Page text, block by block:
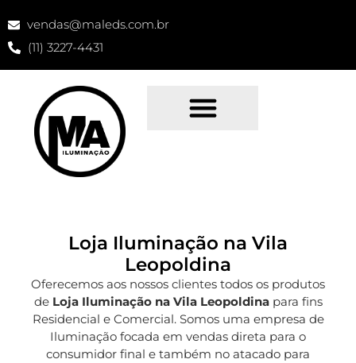
vendas@maleds.com.br
(11) 3227-4431
Loja Iluminação na Vila
Leopoldina
Oferecemos aos nossos clientes todos os produtos
de Loja Iluminação na Vila Leopoldinapara fins
Residencial e Comercial. Somos uma empresa de
Iluminação focada em vendas direta para o
consumidor final e também no atacado para